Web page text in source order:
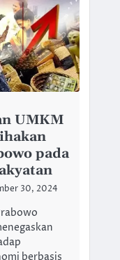
UMKM
pada
30, 2024
berbasis